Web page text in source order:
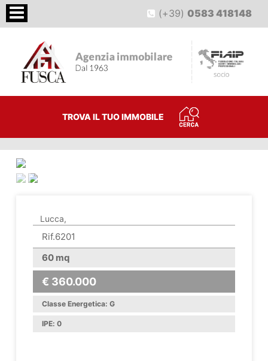
(+39)0583 418148
TROVA IL TUO IMMOBILE
Lucca,
Rif.6201
60 mq
€ 360.000
Classe Energetica: G
IPE: 0